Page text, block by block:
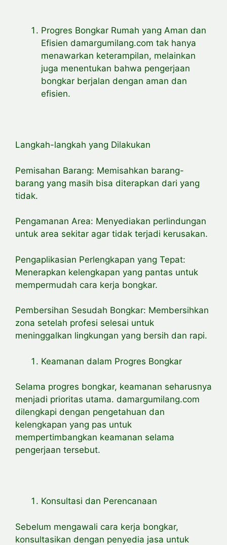
Progres Bongkar Rumah yang Aman dan
Efisien damargumilang.com tak hanya
menawarkan keterampilan, melainkan
juga menentukan bahwa pengerjaan
bongkar berjalan dengan aman dan
efisien.
Langkah-langkah yang Dilakukan
Pemisahan Barang: Memisahkan barang-
barang yang masih bisa diterapkan dari yang
tidak.
Pengamanan Area: Menyediakan perlindungan
untuk area sekitar agar tidak terjadi kerusakan.
Pengaplikasian Perlengkapan yang Tepat:
Menerapkan kelengkapan yang pantas untuk
mempermudah cara kerja bongkar.
Pembersihan Sesudah Bongkar: Membersihkan
zona setelah profesi selesai untuk
meninggalkan lingkungan yang bersih dan rapi.
Keamanan dalam Progres Bongkar
Selama progres bongkar, keamanan seharusnya
menjadi prioritas utama. damargumilang.com
dilengkapi dengan pengetahuan dan
kelengkapan yang pas untuk
mempertimbangkan keamanan selama
pengerjaan tersebut.
Konsultasi dan Perencanaan
Sebelum mengawali cara kerja bongkar,
konsultasikan dengan penyedia jasa untuk